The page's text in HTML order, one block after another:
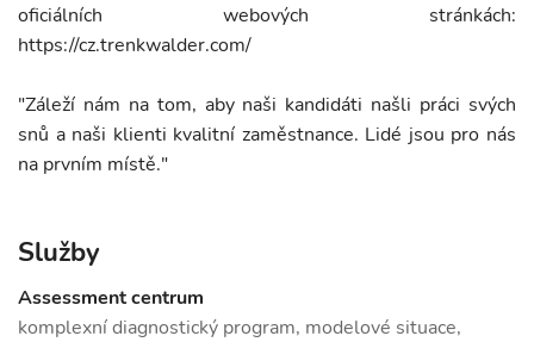
oficiálních webových stránkách:
https://cz.trenkwalder.com/
"Záleží nám na tom, aby naši kandidáti našli práci svých
snů a naši klienti kvalitní zaměstnance. Lidé jsou pro nás
na prvním místě."
Služby
Assessment centrum
komplexní diagnostický program, modelové situace,